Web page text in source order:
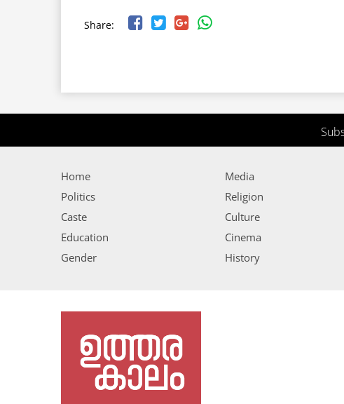
Share:
Home
Politics
Caste
Education
Gender
Media
Religion
Culture
Cinema
History